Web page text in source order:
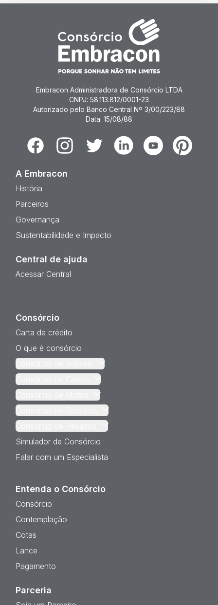
Embracon Administradora de Consórcio LTDA
CNPJ: 58.113.812/0001-23
Autorizado pelo Banco Central Nº 3/00/223/88
Data: 15/08/88
FacebookInstagramTwitter LinkedinYoutubePinterest
A Embracon
História
Parceiros
Governança
Sustentabilidade e Impacto
Central de ajuda
Acessar Central
Consórcio
Carta de crédito
O que é consórcio
Simulador de Consórcio
Falar com um Especialista
Entenda o Consórcio
Consórcio
Contemplação
Cotas
Lance
Pagamento
Parceria